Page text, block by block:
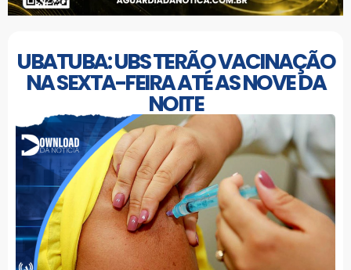
UBATUBA: UBS TERÃO VACINAÇÃO
NA SEXTA-FEIRA ATÉ AS NOVE DA
NOITE